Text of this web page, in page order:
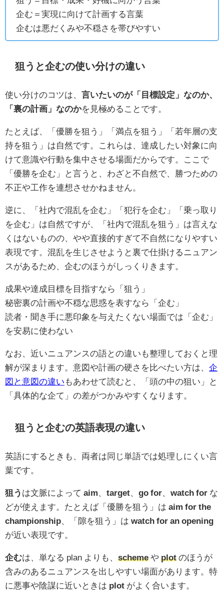
企む＝実現に向けて計画する言葉
企むは悪だくみや不穏さを帯びやすい
狙うと企むの使い分けの違い
使い分けのコツは、 言いたいのが「目標設定」なのか、
「裏の計画」なのかを見極めることです。
たとえば、「優勝を狙う」「満点を狙う」「若年層の支
持を狙う」は自然です。これらは、達成したい対象に向
けて意識や行動を集中させる場面だからです。ここで
「優勝を企む」と言うと、わざと不自然で、勝つための
不正や工作を連想させかねません。
逆に、「社内で混乱を企む」「犯行を企む」「乗っ取り
を企む」は自然ですが、「社内で混乱を狙う」は言えな
くはないものの、やや直接的すぎて不自然になりやすい
表現です。混乱を生じさせようと裏で仕掛けるニュアン
スがあるため、企むのほうがしっくりきます。
成果や達成目標を目指すなら「狙う」
秘密裏の計画や不穏な思惑を表すなら「企む」
読者・聞き手に悪印象を与えたくない場面では「企む」
を安易に使わない
なお、近いニュアンスの語との違いも整理しておくと理
解が深まります。意図や計画の硬さを比べたい方は、 企
図と意図の違い もあわせて読むと、「頭の中の狙い」と
「具体的な企て」の差がつかみやすくなります。
狙うと企むの英語表現の違い
英語にするときも、両者は同じ単語では処理しにくい言
葉です。
狙う は文脈によって aim target go for watch for な
どが使えます。たとえば「優勝を狙う」は aim for the
championship 、「隙を狙う」は watch for an opening
が近い表現です。
企むは、単なる plan よりも、 scheme や plot のほうが
含みのあるニュアンスを出しやすい場面があります。特
に悪事や陰謀に近いときは plot がよく合います。